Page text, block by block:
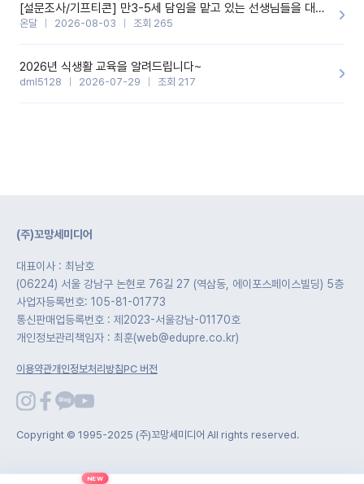
[설문조사/기프티콘] 만3-5세 담임을 맡고 있는 선생님들을 대상으로 설문조사를 합니다!
온달 2026-08-03 조회 265
2026년 식생활 교육을 알려드립니다~
dml5128 2026-07-29 조회 217
(주)꼬망세미디어
대표이사 : 최남호
(06224) 서울 강남구 논현로 76길 27 (역삼동, 에이포스페이스빌딩) 5층
사업자등록번호: 105-81-01773
통신판매업등록번호 : 제2023-서울강남-01170호
개인정보관리책임자 : 최훈(web@edupre.co.kr)
이용약관개인정보처리방침PC 버전
Copyright © 1995-2025 (주)꼬망세미디어 All rights reserved.
NEW